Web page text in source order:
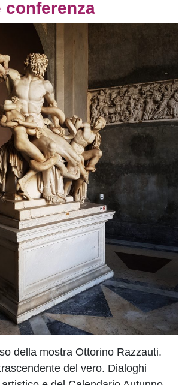
conferenza
della mostra Ottorino Razzauti.
del vero. Dialoghi